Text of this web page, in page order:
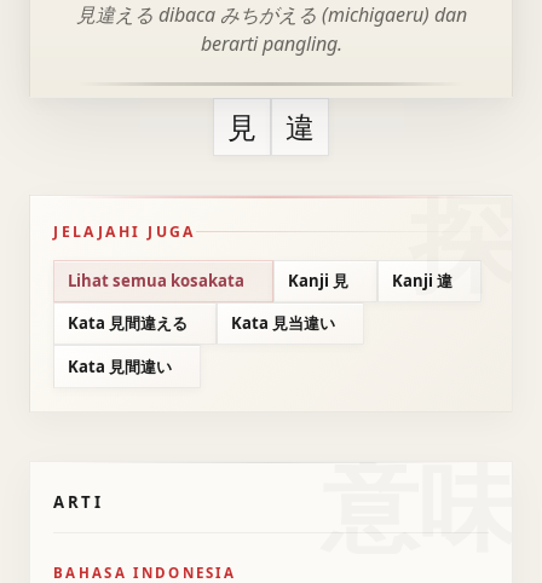
見違える dibaca みちがえる (michigaeru) dan
berarti pangling.
見 違
JELAJAHI JUGA
Lihat semua kosakata Kanji 見
Kanji 違
Kata 見間違える
Kata 見当違い
Kata 見間違い
意味
ARTI
BAHASA INDONESIA